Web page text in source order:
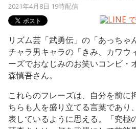
2021年4月8日 19時配信
リズム芸「武勇伝」の「あっちゃ
チャラ男キャラの「きみ、カワウ
ーズでおなじみのお笑いコンビ・
森慎吾さん。
これらのフレーズは、自分を前に
ちらも人を盛り立てる言葉であり
表しているように思える。「究極